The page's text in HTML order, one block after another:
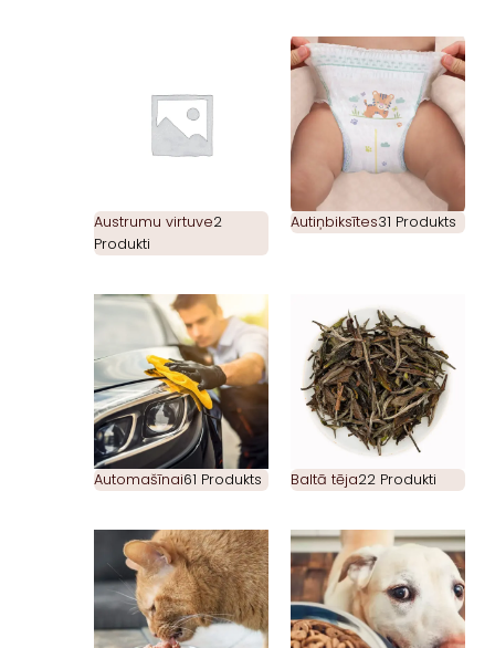
Austrumu virtuve2
Produkti
Autiņbiksītes31 Produkts
Automašīnai61 Produkts Baltā tēja22 Produkti